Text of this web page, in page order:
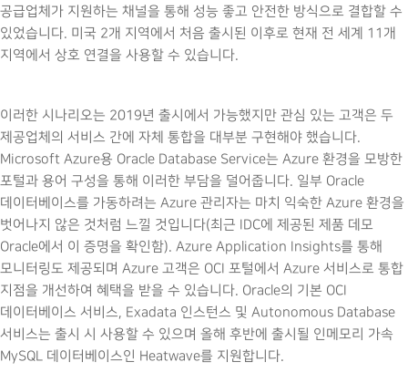
공급업체가 지원하는 채널을 통해 성능 좋고 안전한 방식으로 결합할 수
있었습니다. 미국 2개 지역에서 처음 출시된 이후로 현재 전 세계 11개
지역에서 상호 연결을 사용할 수 있습니다.
이러한 시나리오는 2019년 출시에서 가능했지만 관심 있는 고객은 두
제공업체의 서비스 간에 자체 통합을 대부분 구현해야 했습니다.
Microsoft Azure용 Oracle Database Service는 Azure 환경을 모방한
포털과 용어 구성을 통해 이러한 부담을 덜어줍니다. 일부 Oracle
데이터베이스를 가동하려는 Azure 관리자는 마치 익숙한 Azure 환경을
벗어나지 않은 것처럼 느낄 것입니다(최근 IDC에 제공된 제품 데모
Oracle에서 이 증명을 확인함). Azure Application Insights를 통해
모니터링도 제공되며 Azure 고객은 OCI 포털에서 Azure 서비스로 통합
지점을 개선하여 혜택을 받을 수 있습니다. Oracle의 기본 OCI
데이터베이스 서비스, Exadata 인스턴스 및 Autonomous Database
서비스는 출시 시 사용할 수 있으며 올해 후반에 출시될 인메모리 가속
MySQL 데이터베이스인 Heatwave를 지원합니다.